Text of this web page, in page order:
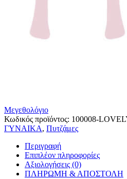
Μεγεθολόγιο
Κωδικός προϊόντος: 100008-
ΓΥΝΑΙΚΑ, Πυτζάμες
Περιγραφή
Επιπλέον πληροφορίες
Αξιολογήσεις (0)
ΠΛΗΡΩΜΗ & ΑΠΟΣΤΟΛΗ